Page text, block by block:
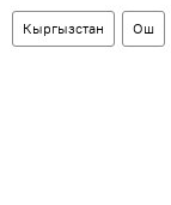
Кыргызстан Ош